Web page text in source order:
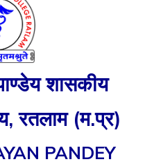
शासकीय
रतलाम (म.प्र)
PANDEY